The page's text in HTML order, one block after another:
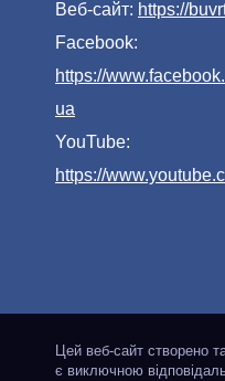
Веб-сайт: https://
Facebook:
https://
ua
YouTube:
https://
Цей веб-сайт створено
є виключною